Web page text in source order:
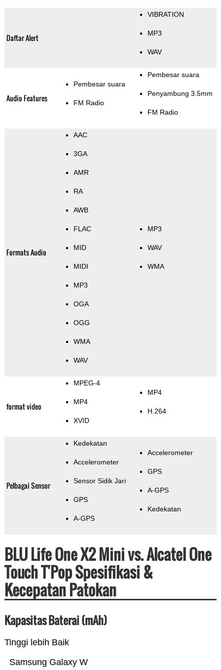
Daftar Alert
VIBRATION
MP3
WAV
Audio Features
Pembesar suara
FM Radio
Pembesar suara
Penyambung 3.5mm
FM Radio
Formats Audio
AAC
3GA
AMR
RA
AWB
FLAC
MID
MIDI
MP3
OGA
OGG
WMA
WAV
MP3
WAV
WMA
format video
MPEG-4
MP4
XVID
MP4
H.264
Pelbagai Sensor
Kedekatan
Accelerometer
Sensor Sidik Jari
GPS
A-GPS
Accelerometer
GPS
A-GPS
Kedekatan
BLU Life One X2 Mini vs. Alcatel One
Touch T'Pop Spesifikasi &
Kecepatan Patokan
Kapasitas Baterai (mAh)
Tinggi lebih Baik
Samsung Galaxy W